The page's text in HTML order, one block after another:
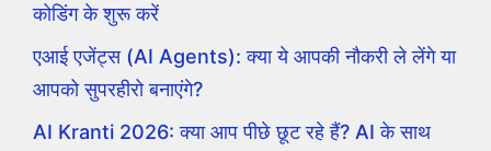
कोडिंग के शुरू करें
एआई एजेंट्स (AI Agents): क्या ये आपकी नौकरी ले लेंगे या
आपको सुपरहीरो बनाएंगे?
AI Kranti 2026: क्या आप पीछे छूट रहे हैं? AI के साथ